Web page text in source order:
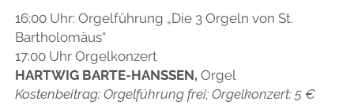
16:00 Uhr: Orgelführung „Die 3 Orgeln von St.
Bartholomäus“
17:00 Uhr Orgelkonzert
HARTWIG BARTE-HANSSEN, Orgel
Kostenbeitrag: Orgelführung frei; Orgelkonzert: 5 €